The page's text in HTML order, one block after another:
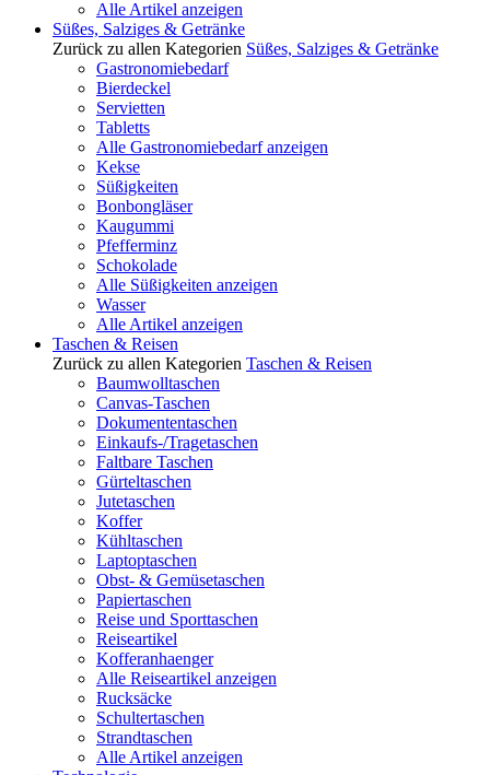
Alle Artikel anzeigen
Süßes, Salziges & Getränke
Zurück zu allen Kategorien Süßes, Salziges & Getränke
Gastronomiebedarf
Bierdeckel
Servietten
Tabletts
Alle Gastronomiebedarf anzeigen
Kekse
Süßigkeiten
Bonbongläser
Kaugummi
Pfefferminz
Schokolade
Alle Süßigkeiten anzeigen
Wasser
Alle Artikel anzeigen
Taschen & Reisen
Zurück zu allen Kategorien Taschen & Reisen
Baumwolltaschen
Canvas-Taschen
Dokumententaschen
Einkaufs-/Tragetaschen
Faltbare Taschen
Gürteltaschen
Jutetaschen
Koffer
Kühltaschen
Laptoptaschen
Obst- & Gemüsetaschen
Papiertaschen
Reise und Sporttaschen
Reiseartikel
Kofferanhaenger
Alle Reiseartikel anzeigen
Rucksäcke
Schultertaschen
Strandtaschen
Alle Artikel anzeigen